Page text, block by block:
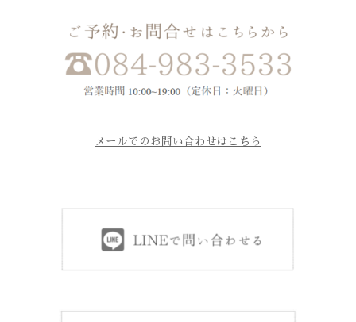
メールでのお問い合わせはこちら